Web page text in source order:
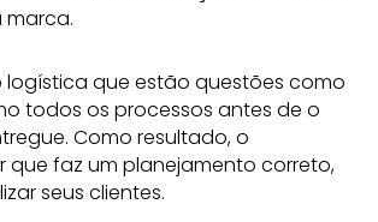
marca.
logística que estão questões como
todos os processos antes de o
Como resultado, o
que faz um planejamento correto,
seus clientes.